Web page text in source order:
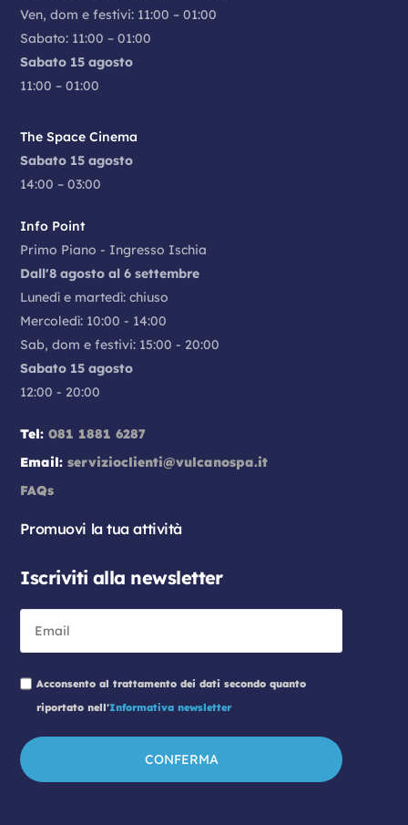
Ven, dom e festivi: 11:00 – 01:00
Sabato: 11:00 – 01:00
Sabato 15 agosto
11:00 – 01:00
The Space Cinema
Sabato 15 agosto
14:00 – 03:00
Info Point
Primo Piano - Ingresso Ischia
Dall'8 agosto al 6 settembre
Lunedì e martedì: chiuso
Mercoledì: 10:00 - 14:00
Sab, dom e festivi: 15:00 - 20:00
Sabato 15 agosto
12:00 - 20:00
Tel: 081 1881 6287
Email: servizioclienti@vulcanospa.it
FAQs
Promuovi la tua attività
Iscriviti alla newsletter
Acconsento al trattamento dei dati secondo quanto
riportato nell'Informativa newsletter